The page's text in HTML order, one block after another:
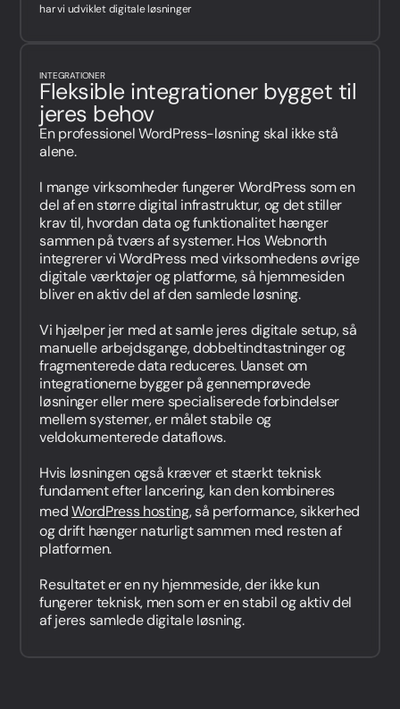
har vi udviklet digitale løsninger
INTEGRATIONER
Fleksible integrationer bygget til
jeres behov
En professionel WordPress-løsning skal ikke stå
alene.
I mange virksomheder fungerer WordPress som en
del af en større digital infrastruktur, og det stiller
krav til, hvordan data og funktionalitet hænger
sammen på tværs af systemer. Hos Webnorth
integrerer vi WordPress med virksomhedens øvrige
digitale værktøjer og platforme, så hjemmesiden
bliver en aktiv del af den samlede løsning.
Vi hjælper jer med at samle jeres digitale setup, så
manuelle arbejdsgange, dobbeltindtastninger og
fragmenterede data reduceres. Uanset om
integrationerne bygger på gennemprøvede
løsninger eller mere specialiserede forbindelser
mellem systemer, er målet stabile og
veldokumenterede dataflows.
Hvis løsningen også kræver et stærkt teknisk
fundament efter lancering, kan den kombineres
medWordPress hosting, så performance, sikkerhed
og drift hænger naturligt sammen med resten af
platformen.
Resultatet er en ny hjemmeside, der ikke kun
fungerer teknisk, men som er en stabil og aktiv del
af jeres samlede digitale løsning.